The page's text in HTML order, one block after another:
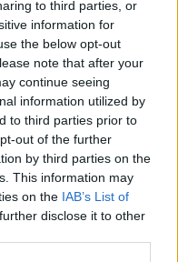
to third parties, or
information for
the below opt-out
note that after your
continue seeing
information utilized by
to third parties prior to
out of the further
by third parties on the
This information may
on the IAB’s List of
disclose it to other
nuotraukų (15)
krepšininkas,
pirmenybių medalius.
ųjų bronzą ir